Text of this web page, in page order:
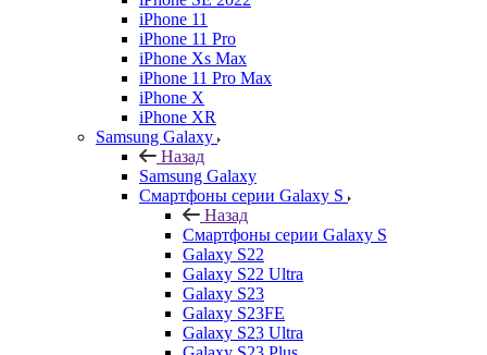
iPhone 11
iPhone 11 Pro
iPhone Xs Max
iPhone 11 Pro Max
iPhone X
iPhone XR
Samsung Galaxy
Назад
Samsung Galaxy
Смартфоны серии Galaxy S
Назад
Смартфоны серии Galaxy S
Galaxy S22
Galaxy S22 Ultra
Galaxy S23
Galaxy S23FE
Galaxy S23 Ultra